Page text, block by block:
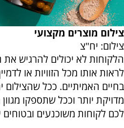
צילום מוצרים מקצועי
צילום: יח"צ
הלקוחות לא יכולים להרגיש את
לראות אותו מכל הזוויות או
בחיים האמיתיים. ככל
מדויקת יותר וככל שתספקו מגוון
לכם לקוחות משוכנעים ובטוחים